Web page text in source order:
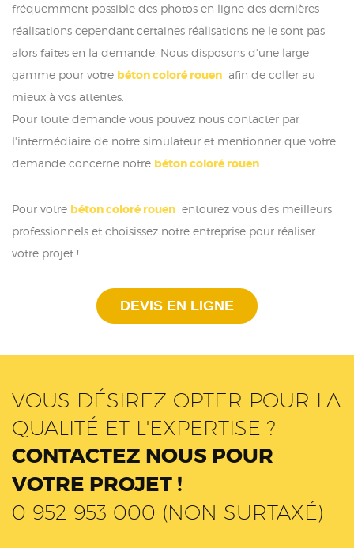
fréquemment possible des photos en ligne des dernières
réalisations cependant certaines réalisations ne le sont pas
alors faites en la demande. Nous disposons d'une large
gamme pour votre béton coloré rouen afin de coller au
mieux à vos attentes.
Pour toute demande vous pouvez nous contacter par
l'intermédiaire de notre simulateur et mentionner que votre
demande concerne notre béton coloré rouen
Pour votre béton coloré rouen entourez vous des meilleurs
professionnels et choisissez notre entreprise pour réaliser
votre projet !
DEVIS EN LIGNE
VOUS DÉSIREZ OPTER POUR LA
QUALITÉ ET L'EXPERTISE ?
CONTACTEZ NOUS POUR
VOTRE PROJET !
0 952 953 000 (NON SURTAXÉ)